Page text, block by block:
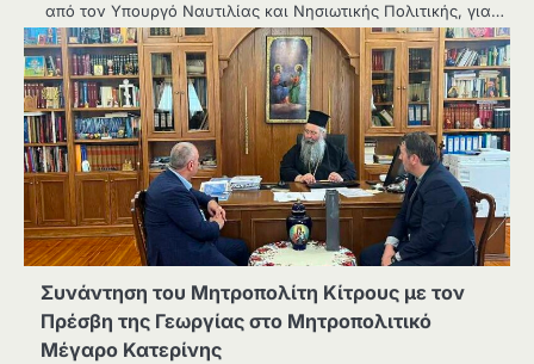
από τον Υπουργό Ναυτιλίας και Νησιωτικής Πολιτικής, για…
Συνάντηση του Μητροπολίτη Κίτρους με τον
Πρέσβη της Γεωργίας στο Μητροπολιτικό
Μέγαρο Κατερίνης